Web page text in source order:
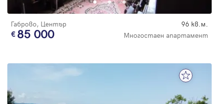
Габрово, Център 96 кв.м.
85 000 Многостаен апартамент